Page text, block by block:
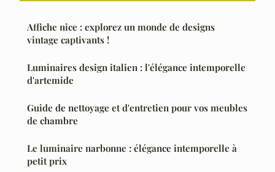
Affiche nice : explorez un monde de designs
vintage captivants !
Luminaires design italien : l'élégance intemporelle
d'artemide
Guide de nettoyage et d'entretien pour vos meubles
de chambre
Le luminaire narbonne : élégance intemporelle à
petit prix